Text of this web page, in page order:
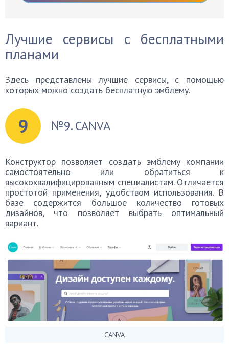
Лучшие сервисы с бесплатными
планами
Здесь представлены лучшие сервисы, с помощью
которых можно создать бесплатную эмблему.
9 №9. CANVA
Конструктор позволяет создать эмблему компании
самостоятельно или обратиться к
высококвалифицированным специалистам. Отличается
простотой применения, удобством использования. В
базе содержится большое количество готовых
дизайнов, что позволяет выбрать оптимальный
вариант.
CANVA